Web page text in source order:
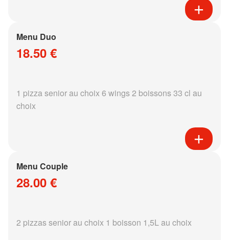
Menu Duo
18.50 €
1 pizza senior au choix 6 wings 2 boissons 33 cl au
choix
Menu Couple
28.00 €
2 pizzas senior au choix 1 boisson 1,5L au choix